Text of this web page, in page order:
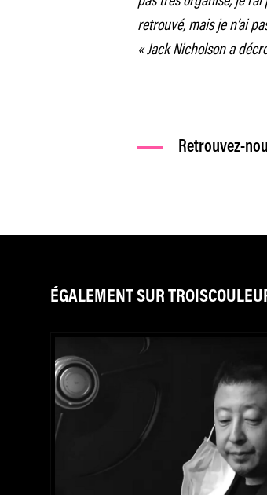
retrouvé, mais je n’ai
« Jack Nicholson a
Retrouvez-
ÉGALEMENT SUR